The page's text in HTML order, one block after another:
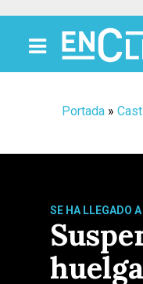
Portada »
SE HA LLEGADO